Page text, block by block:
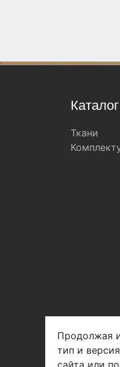
Ткани
Арбен
Продолжая
тип и
сайта или